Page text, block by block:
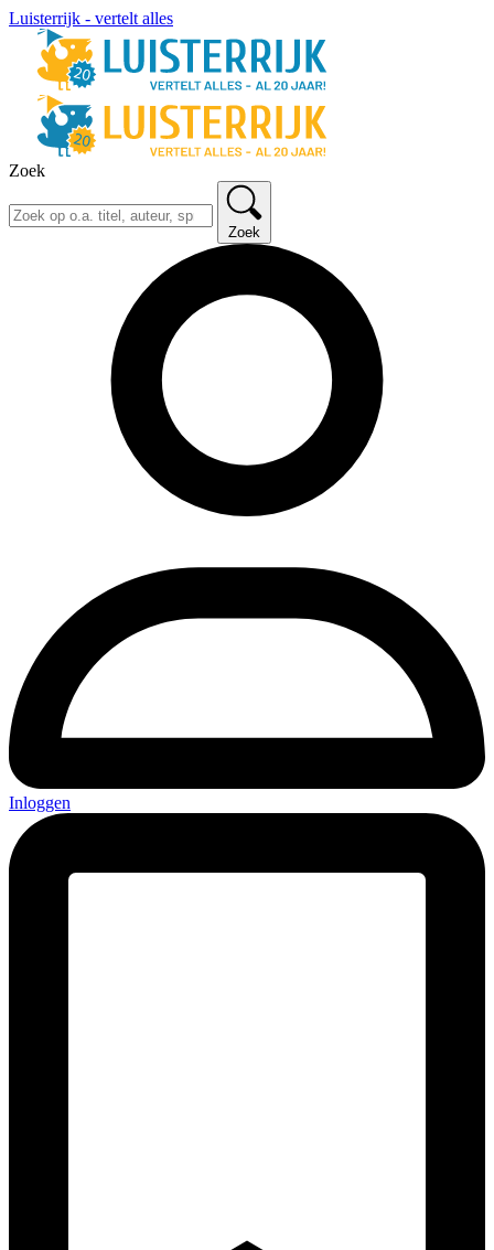
Luisterrijk - vertelt alles
Zoek
Zoek
Inloggen